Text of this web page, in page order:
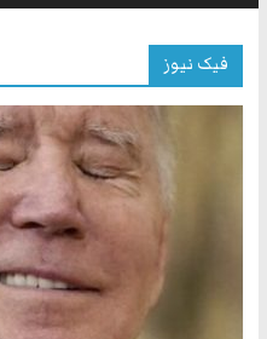
فیک نیوز